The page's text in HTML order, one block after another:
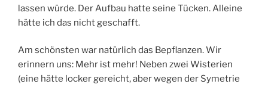
lassen würde. Der Aufbau hatte seine Tücken. Alleine
hätte ich das nicht geschafft.
Am schönsten war natürlich das Bepflanzen. Wir
erinnern uns: Mehr ist mehr! Neben zwei Wisterien
(eine hätte locker gereicht, aber wegen der Symetrie